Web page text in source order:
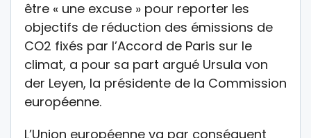
être « une excuse » pour reporter les
objectifs de réduction des émissions de
CO2 fixés par l’Accord de Paris sur le
climat, a pour sa part argué Ursula von
der Leyen, la présidente de la Commission
européenne.
L’Union européenne va par conséquent